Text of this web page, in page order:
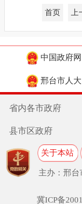
首页
中国政府网
邢台市人大
省内各市政府
县市区政府
关于本站
主办：邢
冀ICP备